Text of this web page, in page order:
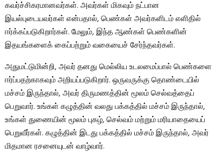
கவர்ச்சிகரமானவர்கள். அவர்கள் மிகவும் நட்பான
இயல்புடையவர்கள் என்பதால், பெண்கள் அவர்களிடம் எளிதில்
ஈர்க்கப்படுகிறார்கள். மேலும், இந்த ஆண்கள் பெண்களின்
இதயங்களைக் கைப்பற்றும் வகையைச் சேர்ந்தவர்கள்.
அதுமட்டுமின்றி, அவர் தனது மெல்லிய உடலமைப்பால் பெண்களை
ஈர்ப்பதற்காகவும் அறியப்படுகிறார். ஒருவருக்கு தொண்டையில்
மச்சம் இருந்தால், அவர் திருமணத்தின் மூலம் செல்வத்தைப்
பெறுவார். உங்கள் கழுத்தின் வலது பக்கத்தில் மச்சம் இருந்தால்,
உங்கள் துணையின் மூலம் புகழ், செல்வம் மற்றும் மரியாதையைப்
பெறுவீர்கள். கழுத்தின் இடது பக்கத்தில் மச்சம் இருந்தால், அவர்
மிதமான ரசனையுடன் வாழ்வார்.